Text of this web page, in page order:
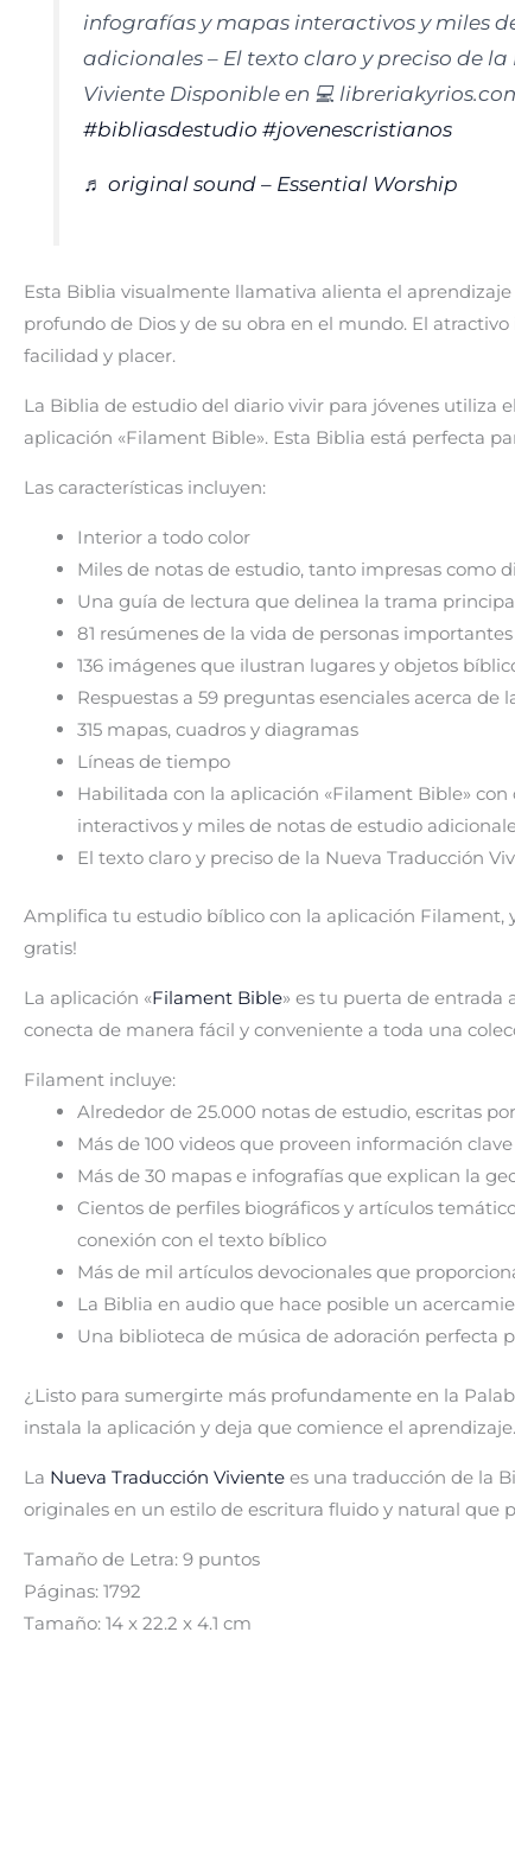
infografías y mapas interactivos y miles
adicionales – El texto claro y preciso de
Viviente Disponible en 💻
#bibliasdestudio #jovenescristianos
♬ original sound – Essential Worship
Esta Biblia visualmente llamativa alienta el
profundo de Dios y de su obra en el mundo. El
facilidad y placer.
La Biblia de estudio del diario vivir para jóvenes utiliza
aplicación «Filament Bible». Esta Biblia está perfecta
Las características incluyen:
Interior a todo color
Miles de notas de estudio, tanto impresas como
Una guía de lectura que delinea la trama
81 resúmenes de la vida de personas
136 imágenes que ilustran lugares y objetos
Respuestas a 59 preguntas esenciales acerca
315 mapas, cuadros y diagramas
Líneas de tiempo
Habilitada con la aplicación «Filament Bible»
interactivos y miles de notas de estudio
El texto claro y preciso de la Nueva Traducción
Amplifica tu estudio bíblico con la aplicación Filament,
gratis!
La aplicación «Filament Bible» es tu puerta de entrada
conecta de manera fácil y conveniente a toda una
Filament incluye:
Alrededor de 25.000 notas de estudio, escritas
Más de 100 videos que proveen información
Más de 30 mapas e infografías que explican la
Cientos de perfiles biográficos y artículos
conexión con el texto bíblico
Más de mil artículos devocionales que
La Biblia en audio que hace posible un
Una biblioteca de música de adoración perfecta
¿Listo para sumergirte más profundamente en la
instala la aplicación y deja que comience el
La Nueva Traducción Viviente es una traducción de la
originales en un estilo de escritura fluido y natural que
Tamaño de Letra: 9 puntos
Páginas: 1792
Tamaño: 14 x 22.2 x 4.1 cm